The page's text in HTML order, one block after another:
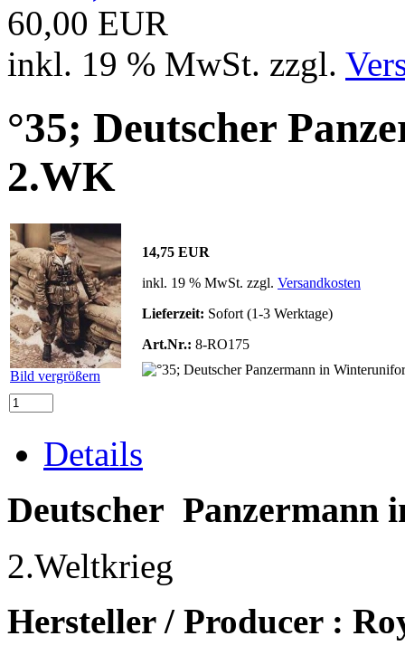
60,00 EUR
inkl. 19 % MwSt. zzgl.
°35; Deutscher
2.WK
Bild vergrößern
14,75 EUR
inkl. 19 % MwSt. zzgl. Versandkosten
Lieferzeit: Sofort (1-3 Werktage)
Art.Nr.: 8-RO175
Details
Deutscher Panzermann
2.Weltkrieg
Hersteller / Producer :